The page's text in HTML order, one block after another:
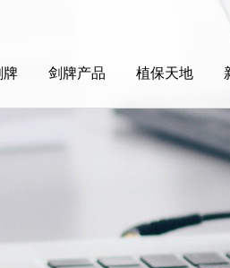
牌 剑牌产品 植保天地